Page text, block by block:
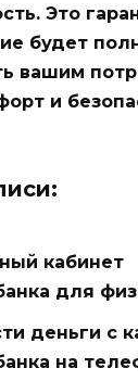
Это
будет
вашим
и
кабинет
для
деньги с
на